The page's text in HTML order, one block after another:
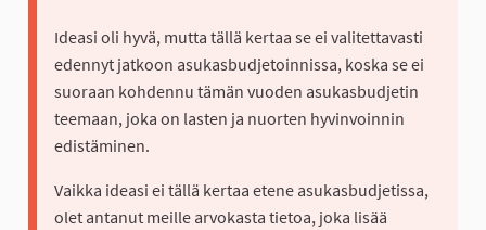
Ideasi oli hyvä, mutta tällä kertaa se ei valitettavasti
edennyt jatkoon asukasbudjetoinnissa, koska se ei
suoraan kohdennu tämän vuoden asukasbudjetin
teemaan, joka on lasten ja nuorten hyvinvoinnin
edistäminen.
Vaikka ideasi ei tällä kertaa etene asukasbudjetissa,
olet antanut meille arvokasta tietoa, joka lisää